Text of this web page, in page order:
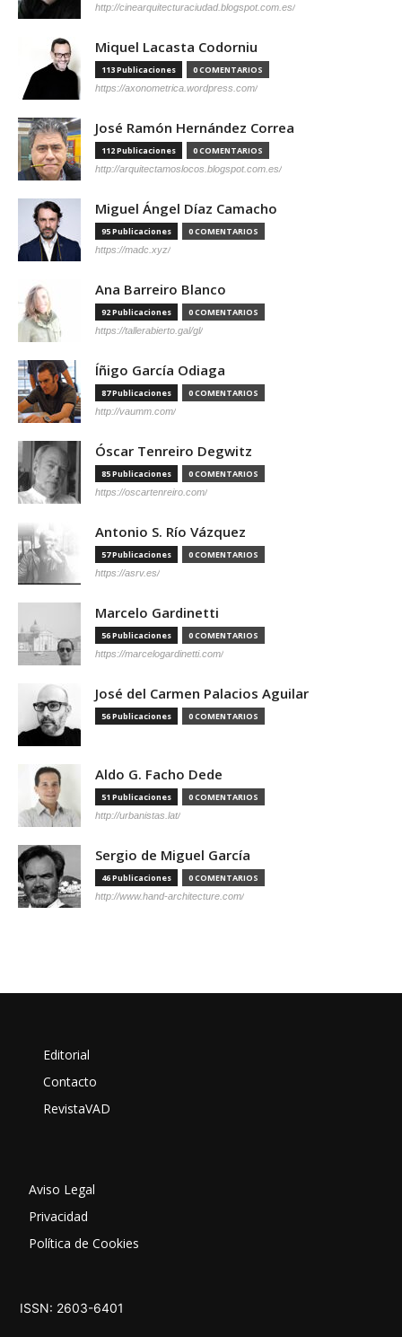
http://cinearquitecturaciudad.blogspot.com.es/
Miquel Lacasta Codorniu
113 Publicaciones 0 COMENTARIOS
https://axonometrica.wordpress.com/
José Ramón Hernández Correa
112 Publicaciones 0 COMENTARIOS
http://arquitectamoslocos.blogspot.com.es/
Miguel Ángel Díaz Camacho
95 Publicaciones 0 COMENTARIOS
https://madc.xyz/
Ana Barreiro Blanco
92 Publicaciones 0 COMENTARIOS
https://tallerabierto.gal/gl/
Íñigo García Odiaga
87 Publicaciones 0 COMENTARIOS
http://vaumm.com/
Óscar Tenreiro Degwitz
85 Publicaciones 0 COMENTARIOS
https://oscartenreiro.com/
Antonio S. Río Vázquez
57 Publicaciones 0 COMENTARIOS
https://asrv.es/
Marcelo Gardinetti
56 Publicaciones 0 COMENTARIOS
https://marcelogardinetti.com/
José del Carmen Palacios Aguilar
56 Publicaciones 0 COMENTARIOS
Aldo G. Facho Dede
51 Publicaciones 0 COMENTARIOS
http://urbanistas.lat/
Sergio de Miguel García
46 Publicaciones 0 COMENTARIOS
http://www.hand-architecture.com/
Editorial
Contacto
RevistaVAD
Aviso Legal
Privacidad
Política de Cookies
ISSN: 2603-6401